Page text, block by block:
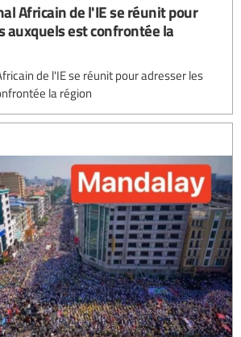
Africain de l'IE se réunit pour
auxquels est confrontée la
de l'IE se réunit pour adresser les
la région